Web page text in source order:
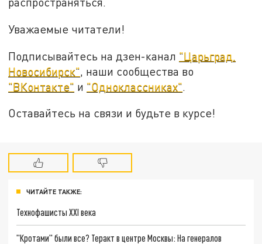
Уважаемые читатели!
Подписывайтесь на дзен-канал "Царьград.
Новосибирск" , наши сообщества во
"ВКонтакте" и "Одноклассниках"
Оставайтесь на связи и будьте в курсе!
ЧИТАЙТЕ ТАКЖЕ:
Технофашисты XXI века
"Кротами" были все? Теракт в центре Москвы: На генералов